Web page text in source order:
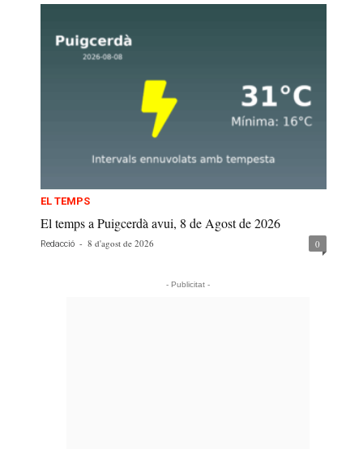
EL TEMPS
El temps a Puigcerdà avui, 8 de Agost de 2026
Redacció - 8 d'agost de 2026 0
- Publicitat -